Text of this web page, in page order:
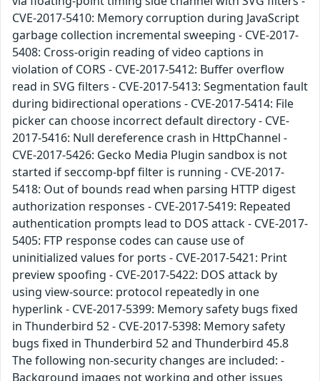
CVE-2017-5410: Memory corruption during JavaScript
garbage collection incremental sweeping - CVE-2017-
5408: Cross-origin reading of video captions in
violation of CORS - CVE-2017-5412: Buffer overflow
read in SVG filters - CVE-2017-5413: Segmentation fault
during bidirectional operations - CVE-2017-5414: File
picker can choose incorrect default directory - CVE-
2017-5416: Null dereference crash in HttpChannel -
CVE-2017-5426: Gecko Media Plugin sandbox is not
started if seccomp-bpf filter is running - CVE-2017-
5418: Out of bounds read when parsing HTTP digest
authorization responses - CVE-2017-5419: Repeated
authentication prompts lead to DOS attack - CVE-2017-
5405: FTP response codes can cause use of
uninitialized values for ports - CVE-2017-5421: Print
preview spoofing - CVE-2017-5422: DOS attack by
using view-source: protocol repeatedly in one
hyperlink - CVE-2017-5399: Memory safety bugs fixed
in Thunderbird 52 - CVE-2017-5398: Memory safety
bugs fixed in Thunderbird 52 and Thunderbird 45.8
The following non-security changes are included: -
Background images not working and other issues